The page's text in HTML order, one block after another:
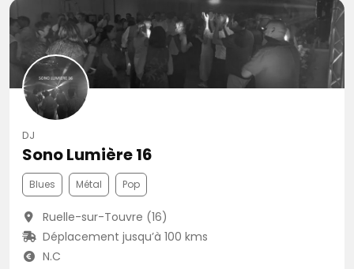
DJ
Sono Lumière 16
Blues Métal Pop
Ruelle-sur-Touvre (16)
Déplacement jusqu’à 100 kms
N.C